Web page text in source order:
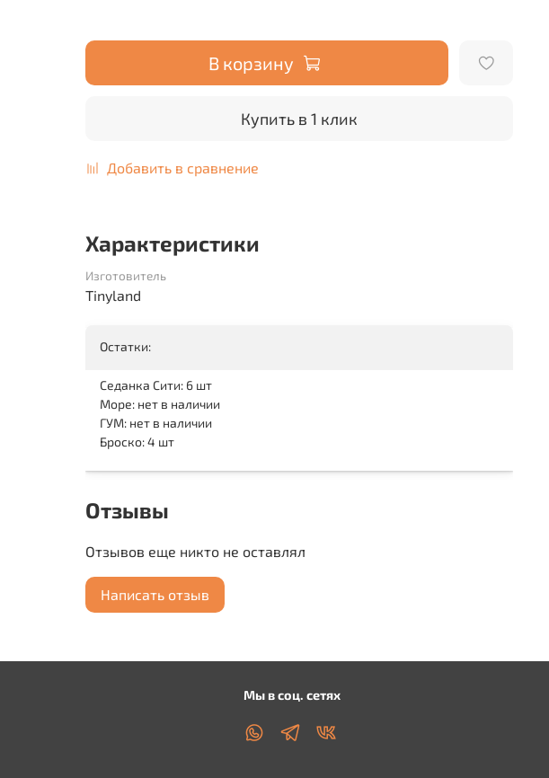
В корзину
Купить в 1 клик
Добавить в сравнение
Характеристики
Изготовитель
Tinyland
Остатки:
Седанка Сити: 6 шт
Море: нет в наличии
ГУМ: нет в наличии
Броско: 4 шт
Отзывы
Отзывов еще никто не оставлял
Написать отзыв
Мы в соц. сетях